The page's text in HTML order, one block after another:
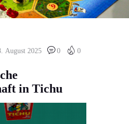
August 2025 0 0
in Tichu